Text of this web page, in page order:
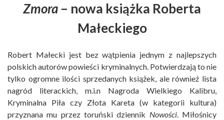
Zmora – nowa książka Roberta
Małeckiego
Robert Małecki jest bez wątpienia jednym z najlepszych
polskich autorów powieści kryminalnych. Potwierdzają to nie
tylko ogromne ilości sprzedanych książek, ale również lista
nagród literackich, m.i.n Nagroda Wielkiego Kalibru,
Kryminalna Piła czy Złota Kareta (w kategorii kultura)
przyznana mu przez toruński dziennik Nowości. Miłośnicy